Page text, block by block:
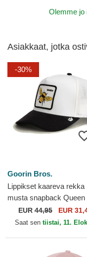
Olemme jo
Asiakkaat, jotka
-30%
Goorin Bros.
Lippikset kaareva rekka
musta snapback Queen
Microsuede Bee The
Goorin Bros.
EUR44,95 EUR
Saat sen tiistai, 11.